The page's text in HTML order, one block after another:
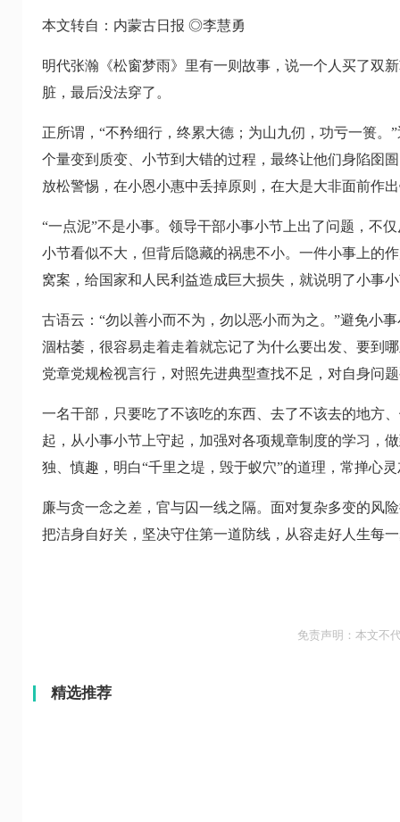
本文转自：内蒙古日报 ◎李慧勇
明代张瀚《松窗梦雨》里有一则故事，说一个人买了双
脏，最后没法穿了。
正所谓，“不矜细行，终累大德；为山九仞，功亏一篑
个量变到质变、小节到大错的过程，最终让他们身陷囹
放松警惕，在小恩小惠中丢掉原则，在大是大非面前作
“一点泥”不是小事。领导干部小事小节上出了问题，不
小节看似不大，但背后隐藏的祸患不小。一件小事上的
窝案，给国家和人民利益造成巨大损失，就说明了小事
古语云：“勿以善小而不为，勿以恶小而为之。”避免小
涸枯萎，很容易走着走着就忘记了为什么要出发、要到
党章党规检视言行，对照先进典型查找不足，对自身问
一名干部，只要吃了不该吃的东西、去了不该去的地方
起，从小事小节上守起，加强对各项规章制度的学习，
独、慎趣，明白“千里之堤，毁于蚁穴”的道理，常掸心
廉与贪一念之差，官与囚一线之隔。面对复杂多变的风
把洁身自好关，坚决守住第一道防线，从容走好人生每
免责声明：本文不
精选推荐